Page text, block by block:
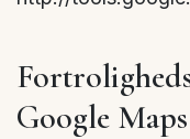
Google Maps